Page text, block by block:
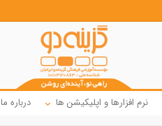
نرم افزارها و اپلیکیشن ها درباره ما